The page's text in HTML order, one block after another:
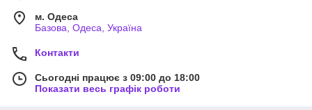
м. Одеса
Базова, Одеса, Україна
Контакти
Сьогодні працює з 09:00 до 18:00
Показати весь графік роботи